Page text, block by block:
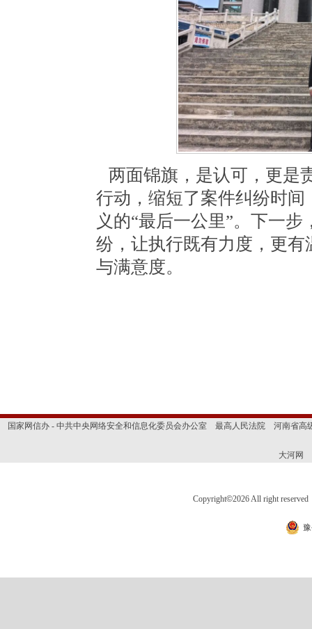
两面锦旗，是认可，更是
行动，缩短了案件纠纷时
义的“最后一公里”。下一
纷，让执行既有力度，更
与满意度。
国家网信办 - 中共中央网络安全和信息化委员会办公室 最高人民法院 河南省高
大河网
Copyright©2026 All right